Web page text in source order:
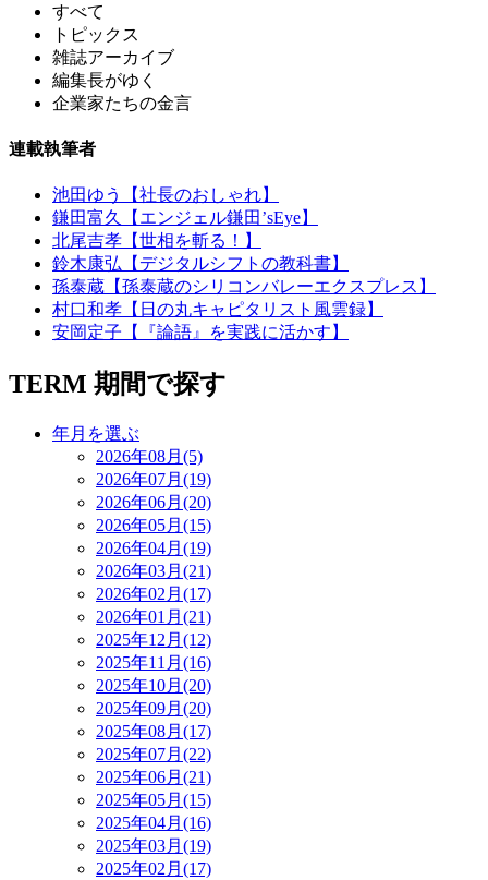
すべて
トピックス
雑誌アーカイブ
編集長がゆく
企業家たちの金言
連載執筆者
池田ゆう【社長のおしゃれ】
鎌田富久【エンジェル鎌田’sEye】
北尾吉孝【世相を斬る！】
鈴木康弘【デジタルシフトの教科書】
孫泰蔵【孫泰蔵のシリコンバレーエクスプレス】
村口和孝【日の丸キャピタリスト風雲録】
安岡定子【『論語』を実践に活かす】
TERM 期間で探す
年月を選ぶ
2026年08月(5)
2026年07月(19)
2026年06月(20)
2026年05月(15)
2026年04月(19)
2026年03月(21)
2026年02月(17)
2026年01月(21)
2025年12月(12)
2025年11月(16)
2025年10月(20)
2025年09月(20)
2025年08月(17)
2025年07月(22)
2025年06月(21)
2025年05月(15)
2025年04月(16)
2025年03月(19)
2025年02月(17)